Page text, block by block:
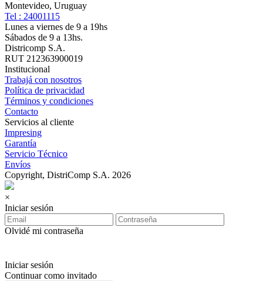
Montevideo, Uruguay
Tel : 24001115
Lunes a viernes de 9 a 19hs
Sábados de 9 a 13hs.
Districomp S.A.
RUT 212363900019
Institucional
Trabajá con nosotros
Política de privacidad
Términos y condiciones
Contacto
Servicios al cliente
Impresing
Garantía
Servicio Técnico
Envíos
Copyright, DistriComp S.A. 2026
×
Iniciar sesión
Olvidé mi contraseña
Iniciar sesión
Continuar como invitado